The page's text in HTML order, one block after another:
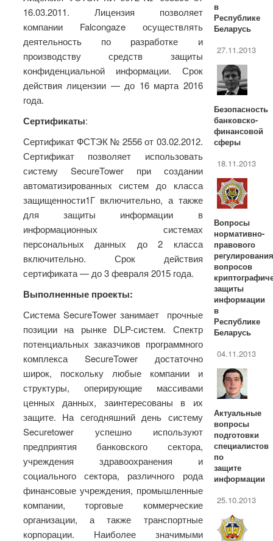
16.03.2011. Лицензия позволяет
компании Falcongaze осуществлять
деятельность по разработке и
производству средств защиты
конфиденциальной информации. Срок
действия лицензии — до 16 марта 2016
года.
Сертификаты:
Сертификат ФСТЭК № 2556 от 03.02.2012.
Сертификат позволяет использовать
систему SecureTower при создании
автоматизированных систем до класса
защищенности1Г включительно, а также
для защиты информации в
информационных системах
персональных данных до 2 класса
включительно. Срок действия
сертификата — до 3 февраля 2015 года.
Выполненные проекты:
Система SecureTower занимает прочные
позиции на рынке DLP-систем. Спектр
потенциальных заказчиков программного
комплекса SecureTower достаточно
широк, поскольку любые компании и
структуры, оперирующие массивами
ценных данных, заинтересованы в их
защите. На сегодняшний день систему
Securetower успешно используют
предприятия банковского сектора,
учреждения здравоохранения и
социального сектора, различного рода
финансовые учреждения, промышленные
компании, торговые коммерческие
организации, а также транспортные
корпорации. Наиболее значимыми
в
Республике
Беларусь
27.11.2013
Безопасность
банковско-
финансовой
сферы
18.11.2013
Вопросы
нормативно-
правового
вопросов
защиты
информации
в
Республике
Беларусь
04.11.2013
Актуальные
вопросы
подготовки
специалистов
по
защите
информации
25.10.2013